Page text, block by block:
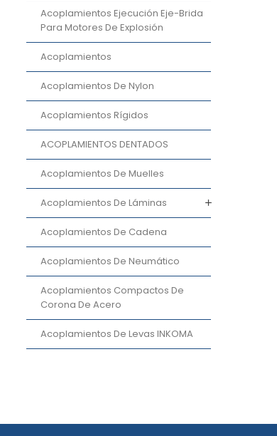
Acoplamientos Ejecución Eje-Brida
Para Motores De Explosión
Acoplamientos
Acoplamientos De Nylon
Acoplamientos Rígidos
ACOPLAMIENTOS DENTADOS
Acoplamientos De Muelles
Acoplamientos De Láminas
Acoplamientos De Cadena
Acoplamientos De Neumático
Acoplamientos Compactos De
Corona De Acero
Acoplamientos De Levas INKOMA